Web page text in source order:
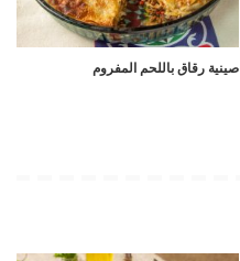
صينية رقاق باللحم المفروم